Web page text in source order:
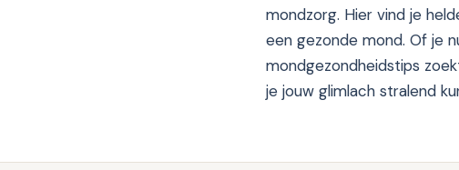
mondzorg. Hier vind je
een gezonde mond. Of je
mondgezondheidstips
je jouw glimlach stralend